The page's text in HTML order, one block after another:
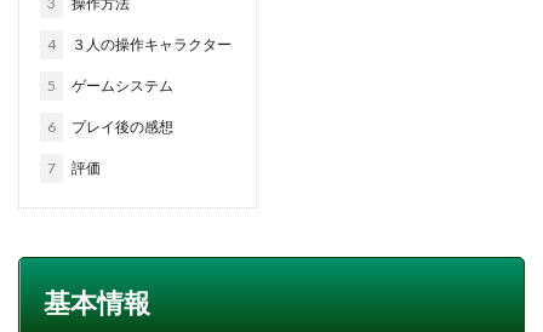
4 ３人の操作キャラクター
5 ゲームシステム
6 プレイ後の感想
7 評価
基本情報